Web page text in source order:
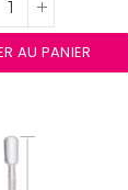
AU PANIER